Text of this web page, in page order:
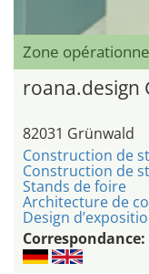
Zone
roana.design
82031 Grünwald
Construction de
Construction de
Stands de foire
Architecture de
Design
Correspondance: